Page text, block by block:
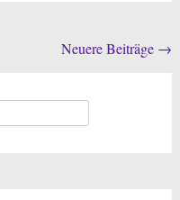
Neuere Beiträge →